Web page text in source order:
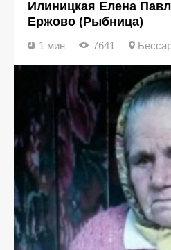
Илиницкая Елена
Ержово (Рыбница)
1 мин 7641